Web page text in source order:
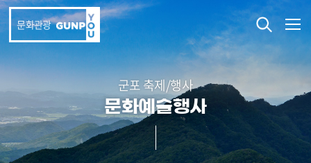
본문 바로가기
문화관광
군포 축제/행사
문화예술행사